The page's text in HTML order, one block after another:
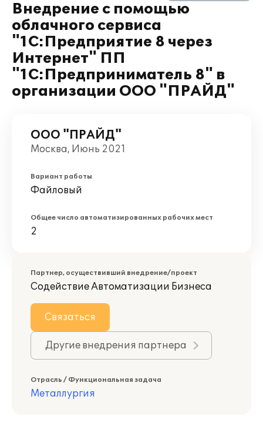
Внедрение с помощью
облачного сервиса
"1С:Предприятие 8 через
Интернет" ПП
"1С:Предприниматель 8" в
организации ООО "ПРАЙД"
ООО "ПРАЙД"
Москва, Июнь 2021
Вариант работы
Файловый
Общее число автоматизированных рабочих мест
2
Партнер, осуществивший внедрение/проект
Содействие Автоматизации Бизнеса
Связаться
Другие внедрения партнера
Отрасль / Функциональная задача
Металлургия